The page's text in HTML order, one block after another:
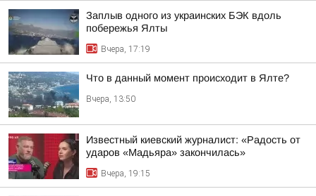
Заплыв одного из украинских БЭК вдоль
побережья Ялты
Вчера, 17:19
Что в данный момент происходит в Ялте?
Вчера, 13:50
Известный киевский журналист: «Радость от
ударов «Мадьяра» закончилась»
Вчера, 19:15